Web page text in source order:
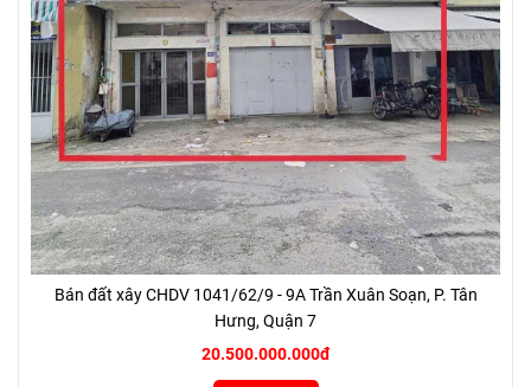
Bán đất xây CHDV 1041/62/9 - 9A Trần Xuân Soạn, P. Tân
Hưng, Quận 7
20.500.000.000đ